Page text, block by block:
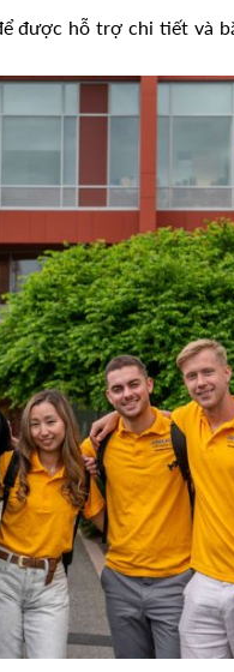
được hỗ trợ chi tiết và